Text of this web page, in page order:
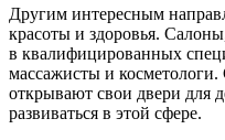
Другим интересным
красоты и здоровья.
в квалифицированных
массажисты и
открывают свои двери для
развиваться в этой сфере.